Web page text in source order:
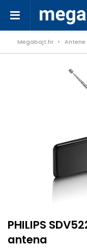
Megabajt.hr Antene
PHILIPS
antena